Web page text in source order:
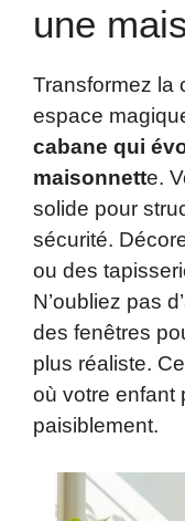
une
Transformez la
espace
cabane qui
maisonnette.
solide pour
sécurité.
ou des
N’oubliez pas
des fenêtres
plus réaliste.
où votre enfant
paisiblement.